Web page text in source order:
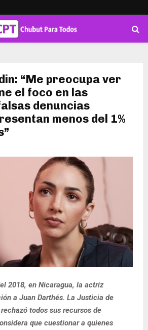
“Me preocupa ver
el foco en las
denuncias
menos del 1%
2018, en Nicaragua, la actriz
a Juan Darthés. La Justicia de
todos sus recursos de
que cuestionar a quienes